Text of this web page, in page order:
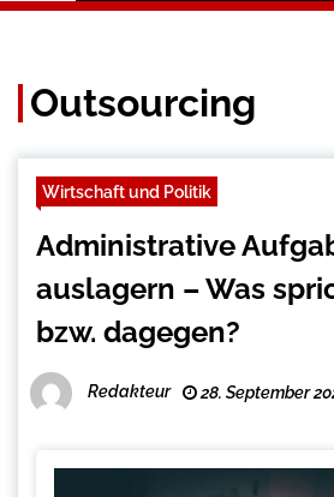
Outsourcing
Wirtschaft und Politik
Administrative
auslagern – Was
bzw. dagegen?
Redakteur 28. September